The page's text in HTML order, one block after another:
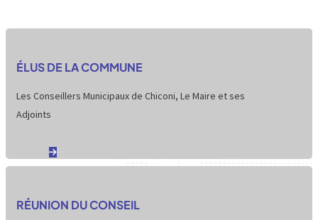
ÉLUS DE LA COMMUNE
Les Conseillers Municipaux de Chiconi, Le Maire et ses
Adjoints
RÉUNION DU CONSEIL